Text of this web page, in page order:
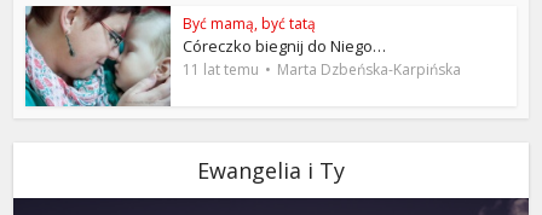
Być mamą, być tatą
Córeczko biegnij do Niego…
11 lat temu Marta Dzbeńska-Karpińska
Ewangelia i Ty